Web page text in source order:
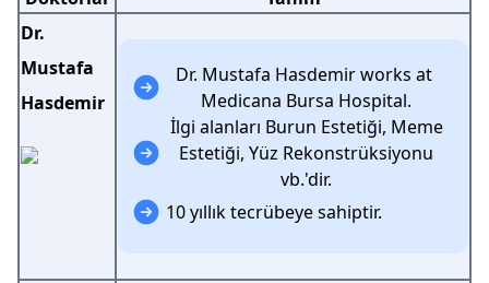
Dr.
Mustafa
Hasdemir
Dr. Mustafa Hasdemir works at
Medicana Bursa Hospital.
İlgi alanları Burun Estetiği, Meme
Estetiği, Yüz Rekonstrüksiyonu
vb.'dir.
10 yıllık tecrübeye sahiptir.